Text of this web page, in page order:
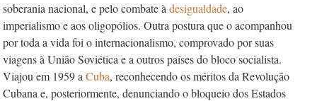
soberania nacional, e pelo combate à desigualdade, ao
imperialismo e aos oligopólios. Outra postura que o acompanhou
por toda a vida foi o internacionalismo, comprovado por suas
viagens à União Soviética e a outros países do bloco socialista.
Viajou em 1959 a Cuba, reconhecendo os méritos da Revolução
Cubana e, posteriormente, denunciando o bloqueio dos Estados